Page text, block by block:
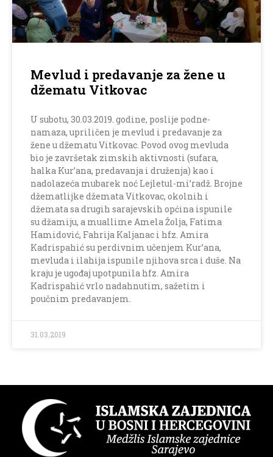
Mevlud i predavanje za žene u
džematu Vitkovac
U subotu, 30.03.2019. godine, poslije podne-
namaza, upriličen je mevlud i predavanje za
žene u džematu Vitkovac. Povod ovog mevluda
bio je završetak zimskih aktivnosti (sufara,
halka Kur’ana, predavanja i druženja) kao i
nadolazeća mubarek noć Lejletul-mi’radž. Brojne
džematlijke džemata Vitkovac, okolnih i
džemata sa drugih sarajevskih općina ispunile
su džamiju, a muallime Amela Žolja, Fatima
Hamidović, Fahrija Kaljanac i hfz. Amira
Kadrispahić su perdivnim učenjem Kur’ana,
mevluda i ilahija ispunile njihova srca i duše. Na
kraju je ugođaj upotpunila hfz. Amira
Kadrispahić vrlo nadahnutim, sažetim i
poučnim predavanjem.
31.03.2019